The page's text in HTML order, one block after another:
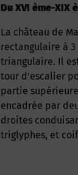
Du XVI ème-
La château de Marcellange s’élève sur une légère éminence. C’est un corps de logis
rectangulaire à
triangulaire. Il
tour d’escalier
partie
encadrée par
droites
triglyphes, et